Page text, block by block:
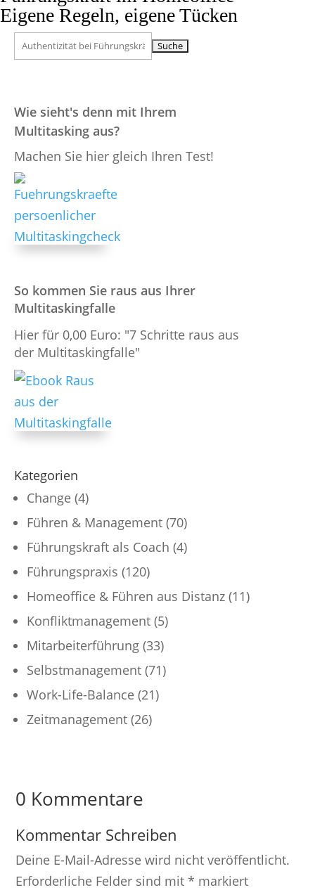
Eigene Regeln, eigene Tücken
Suchen
nach:
Wie sieht's denn mit Ihrem
Multitasking aus?
Machen Sie hier gleich Ihren Test!
So kommen Sie raus aus Ihrer
Multitaskingfalle
Hier für 0,00 Euro: "7 Schritte raus aus
der Multitaskingfalle"
Kategorien
Change (4)
Führen & Management (70)
Führungskraft als Coach (4)
Führungspraxis (120)
Homeoffice & Führen aus Distanz (11)
Konfliktmanagement (5)
Mitarbeiterführung (33)
Selbstmanagement (71)
Work-Life-Balance (21)
Zeitmanagement (26)
0 Kommentare
Kommentar Schreiben
Deine E-Mail-Adresse wird nicht veröffentlicht.
Erforderliche Felder sind mit * markiert